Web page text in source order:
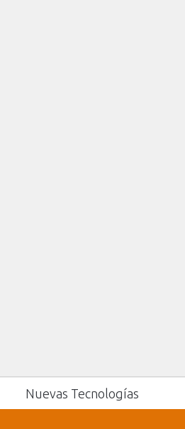
Nuevas Tecnologías